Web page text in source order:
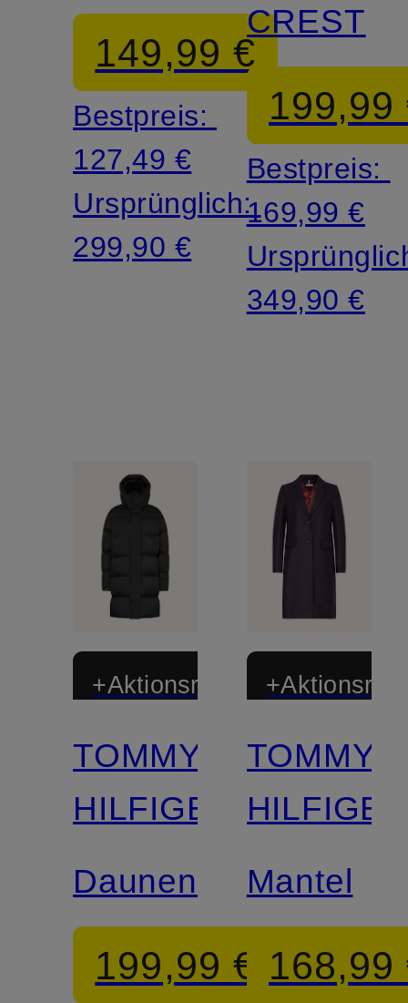
149,99 €
Bestpreis:
127,49 €
Ursprünglich:
299,90 €
CREST
199,99
Bestpreis:
169,99 €
349,90 €
+Aktionsrabatt
TOMMY
HILFIGER
Daunenmantel
199,99 €
TOMMY
Mantel
168,99